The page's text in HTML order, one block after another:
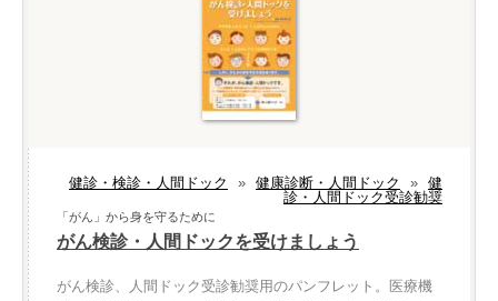
健診・検診・人間ドック » 健康診断・人間ドック » 健
診・人間ドック受診勧奨
「がん」から身を守るために
がん検診・人間ドックを受けましょう
がん検診、人間ドック受診勧奨用のパンフレット。医療機